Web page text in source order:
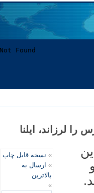
» نسخه قابل چاپ
» ارسال به
بالاترین
»